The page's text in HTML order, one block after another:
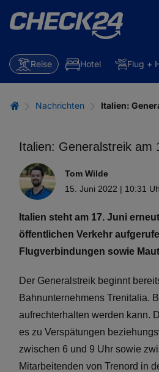
Reise Hotel Flug +
Nachrichten Italien:
Italien: Generalstreik am
Tom Wilde
15. Juni 2022 | 10:31
Italien steht am 17. Juni
öffentlichen Verkehr
Flugverbindungen sowie
Der Generalstreik beginnt
Bahnunternehmens Trenitalia.
aufrechterhalten werden kann.
es zu Verspätungen
zwischen 6 und 9 Uhr sowie
Mitarbeitenden von Trenord in